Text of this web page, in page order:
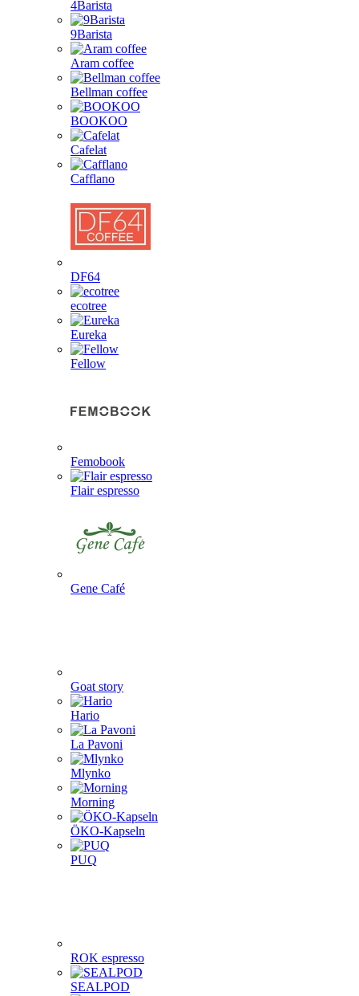
4Barista
9Barista
Aram coffee
Bellman coffee
BOOKOO
Cafelat
Cafflano
DF64
ecotree
Eureka
Fellow
Femobook
Flair espresso
Gene Café
Goat story
Hario
La Pavoni
Mlynko
Morning
ÖKO-Kapseln
PUQ
ROK espresso
SEALPOD